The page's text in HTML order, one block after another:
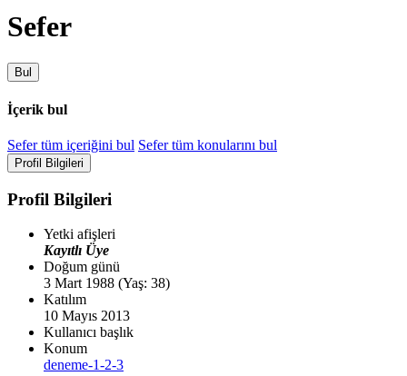
Sefer
Bul
İçerik bul
Sefer tüm içeriğini bul Sefer tüm konularını bul
Profil Bilgileri
Profil Bilgileri
Yetki afişleri
Kayıtlı Üye
Doğum günü
3 Mart 1988 (Yaş: 38)
Katılım
10 Mayıs 2013
Kullanıcı başlık
Konum
deneme-1-2-3